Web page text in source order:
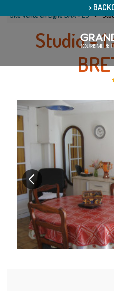
>
Site Vente en Ligne DAX - ES >
Studio - 1